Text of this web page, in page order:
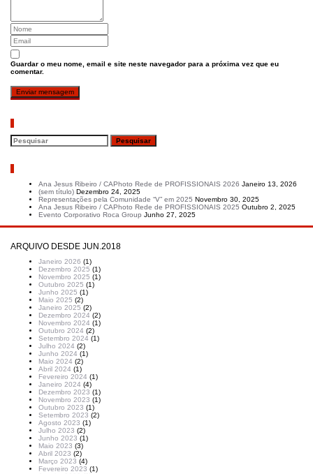
Guardar o meu nome, email e site neste navegador para a próxima vez que eu
comentar.
Ana Jesus Ribeiro / CAPhoto Rede de PROFISSIONAIS 2026 Janeiro 13, 2026
(sem título) Dezembro 24, 2025
Representações pela Comunidade “V” em 2025 Novembro 30, 2025
Ana Jesus Ribeiro / CAPhoto Rede de PROFISSIONAIS 2025 Outubro 2, 2025
Evento Corporativo Roca Group Junho 27, 2025
ARQUIVO DESDE JUN.2018
Janeiro 2026 (1)
Dezembro 2025 (1)
Novembro 2025 (1)
Outubro 2025 (1)
Junho 2025 (1)
Maio 2025 (2)
Janeiro 2025 (2)
Dezembro 2024 (2)
Novembro 2024 (1)
Outubro 2024 (2)
Setembro 2024 (1)
Julho 2024 (2)
Junho 2024 (1)
Maio 2024 (2)
Abril 2024 (1)
Fevereiro 2024 (1)
Janeiro 2024 (4)
Dezembro 2023 (1)
Novembro 2023 (1)
Outubro 2023 (1)
Setembro 2023 (2)
Agosto 2023 (1)
Julho 2023 (2)
Junho 2023 (1)
Maio 2023 (3)
Abril 2023 (2)
Março 2023 (4)
Fevereiro 2023 (1)